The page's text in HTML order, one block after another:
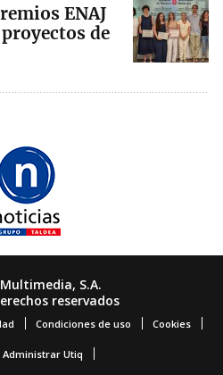
ENAJ
de
S.A.
reservados
Condiciones de uso Cookies
Administrar Utiq